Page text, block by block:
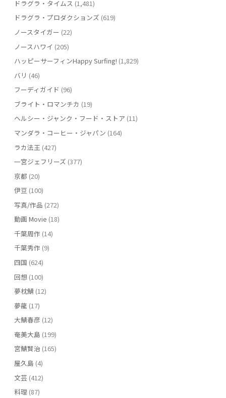
ドラグラ・タイムス (1,481)
ドラグラ・プロダクションズ (619)
ノースタイガー (22)
ノースハワイ (205)
ハッピーサーフィンHappy Surfing! (1,829)
バリ (46)
フーディガイド (96)
ブライト・ロマンチカ (19)
ヘルシー・ジャンク・フード・ストア (11)
マンダラ・コーヒー・ジャパン (164)
ラカ法王 (427)
一宮ジェフリーズ (377)
京都 (20)
伊豆 (100)
写真/作品 (272)
動画 Movie (18)
千葉周作 (14)
千葉秀作 (9)
四国 (624)
回想 (100)
夢枕鯖(12)
夢龍 (17)
大鯖春彦 (12)
奄美大島 (199)
宮鯖賢治 (165)
屋久島 (4)
文芸 (412)
料理(87)